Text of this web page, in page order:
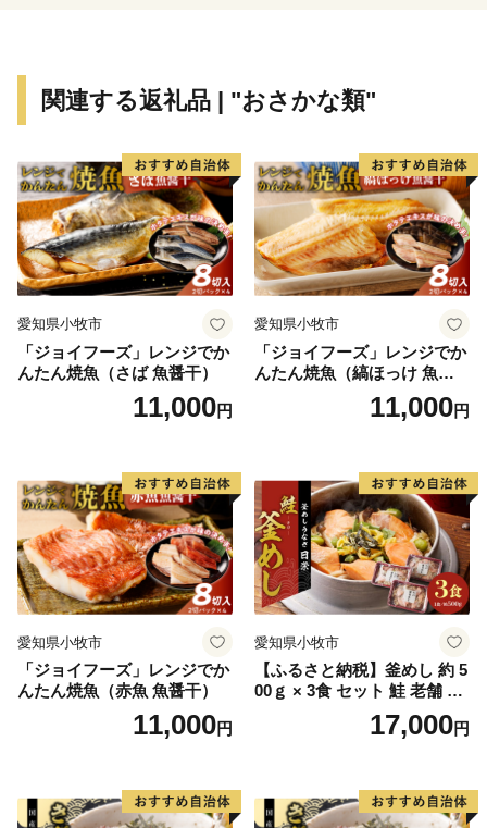
なった西尾市は、農水産物の生産も盛んで、農業、工
特に「一色産うなぎ」、「西尾の抹茶」、「三河一色
えびせんべい」は特許庁の地域団体商標（地域ブラン
ド）にも認定されている全国に誇る三大ブランドです。
また、市内には歴史的な史跡や名所が点在し、伝統的
な祭りや民俗芸能も多く伝えられているほか、海・山・
い、心豊かに暮らせるまち」それが六万石城下町・西尾
です。
【お問い合わせ先】
一般社団法人西尾市観光協会
※西尾市は、返礼品に関する事務を外部委託していま
す。
TEL：0563-57-7882
Mail：furusato@katch.ne.jp
■ ワンストップ特例に関する問い合わせ
愛知県西尾市ふるさと納税ワンストップ受付センター
（シフトプラス株式会社）
※西尾市は、ワンストップ特例申請受付業務を外部委託
TEL：050-3114-2837
Mail：support@nishio.furusato-lg.jp
関連する返礼品 | "おさかな類"
愛知県小牧市
「ジョイフーズ」レンジでか
んたん焼魚（さば 魚醤干）
11,000円
愛知県小牧市
「ジョイフーズ」レンジでか
んたん焼魚（縞ほっけ 魚醤
11,000円
愛知県小牧市
「ジョイフーズ」レンジでか
んたん焼魚（赤魚 魚醤干）
11,000円
愛知県小牧市
【ふるさと納税】釜めし 約 5
00ｇ × 3食 セット 鮭 老舗 急
速冷凍 レンチン 時短 簡単調
理 食品 加工品 海鮮 手作り
り寄せグルメ 愛知県 小牧市
送料無料
17,000円